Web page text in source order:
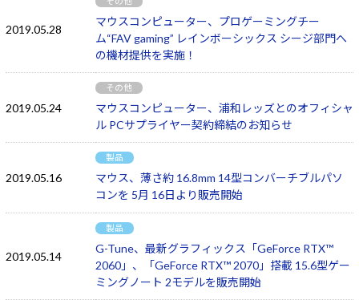
2019.05.28
マウスコンピューター、プロゲーミングチー
ム“FAV gaming” レインボーシックス シージ部門へ
の機材提供を実施！
2019.05.24
その他
マウスコンピューター、浦和レッズとのオフィシャ
ル PCサプライヤー契約締結のお知らせ
2019.05.16
製品
マウス、薄さ約 16.8mm 14型コンバーチブルパソ
コンを 5月 16日より販売開始
2019.05.14
製品
G-Tune、最新グラフィックス「GeForce RTX™
2060」、「GeForce RTX™ 2070」搭載 15.6型ゲー
ミングノート 2モデルを販売開始